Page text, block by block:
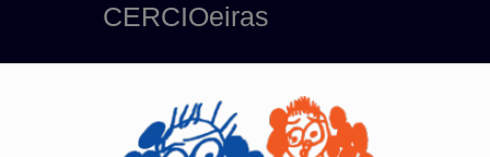
CERCIOeiras